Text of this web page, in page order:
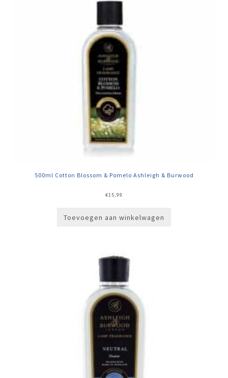
500ml Cotton Blossom & Pomelo Ashleigh & Burwood
€15,99
Toevoegen aan winkelwagen